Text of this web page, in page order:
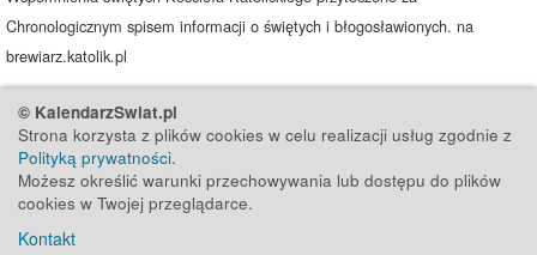
Chronologicznym spisem informacji o świętych i błogosławionych. na
brewiarz.katolik.pl
© KalendarzSwiat.pl
Strona korzysta z plików cookies w celu realizacji usług zgodnie z
Polityką prywatności.
Możesz określić warunki przechowywania lub dostępu do plików
cookies w Twojej przeglądarce.
Kontakt